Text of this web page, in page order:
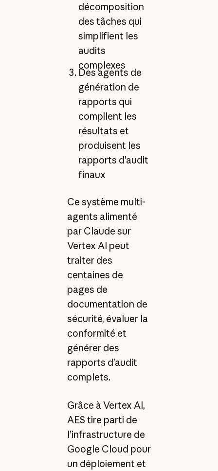
décomposition
des tâches qui
simplifient les
audits
complexes
Des agents de
génération de
rapports qui
compilent les
résultats et
produisent les
rapports d’audit
finaux
Ce système multi-
agents alimenté
par Claude sur
Vertex AI peut
traiter des
centaines de
pages de
documentation de
sécurité, évaluer la
conformité et
générer des
rapports d’audit
complets.
Grâce à Vertex AI,
AES tire parti de
l’infrastructure de
Google Cloud pour
un déploiement et